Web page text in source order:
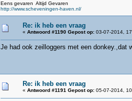
Eens gevaren Altijd Gevaren
http://www.scheveningen-haven.nl/
Re: ik heb een vraag
« Antwoord #1190 Gepost op:03-07-2014,
Je had ook zeilloggers met een donkey.,dat
Re: ik heb een vraag
« Antwoord #1191 Gepost op:05-07-2014,